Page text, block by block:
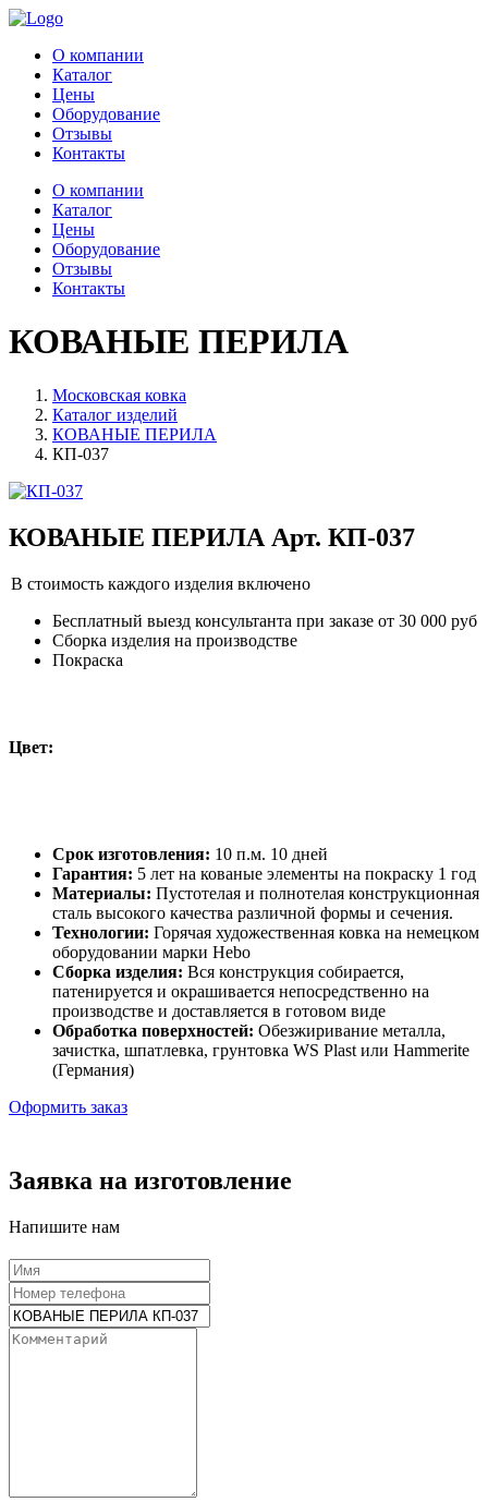
О компании
Каталог
Цены
Оборудование
Отзывы
Контакты
О компании
Каталог
Цены
Оборудование
Отзывы
Контакты
КОВАНЫЕ ПЕРИЛА
Московская ковка
Каталог изделий
КОВАНЫЕ ПЕРИЛА
КП-037
КОВАНЫЕ ПЕРИЛА Арт. КП-037
В стоимость каждого изделия включено
Бесплатный выезд консультанта при заказе от 30 000 руб
Сборка изделия на производстве
Покраска
Цвет:
Срок изготовления: 10 п.м. 10 дней
Гарантия: 5 лет на кованые элементы на покраску 1 год
Материалы: Пустотелая и полнотелая конструкционная
сталь высокого качества различной формы и сечения.
Технологии: Горячая художественная ковка на немецком
оборудовании марки Hebo
Сборка изделия: Вся конструкция собирается,
патенируется и окрашивается непосредственно на
производстве и доставляется в готовом виде
Обработка поверхностей: Обезжиривание металла,
зачистка, шпатлевка, грунтовка WS Plast или Hammerite
(Германия)
Оформить заказ
Заявка на изготовление
Напишите нам